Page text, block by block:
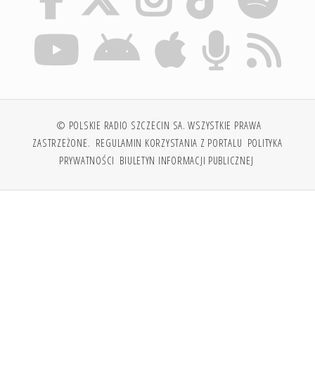
© POLSKIE RADIO SZCZECIN SA. WSZYSTKIE PRAWA
ZASTRZEŻONE. REGULAMIN KORZYSTANIA Z PORTALU POLITYKA
PRYWATNOŚCI BIULETYN INFORMACJI PUBLICZNEJ